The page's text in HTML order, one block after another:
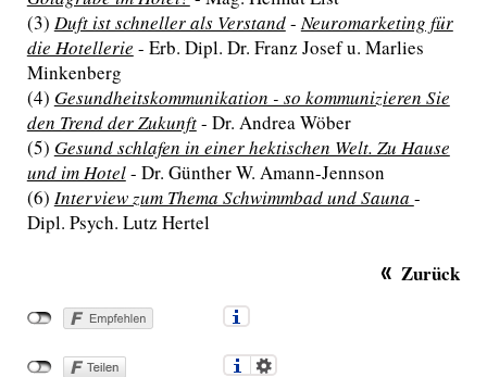
(3) Duft ist schneller als Verstand-Neuromarketing für
die Hotellerie - Erb. Dipl. Dr. Franz Josef u. Marlies
Minkenberg
(4) Gesundheitskommunikation - so kommunizieren Sie
den Trend der Zukunft- Dr. Andrea Wöber
(5) Gesund schlafen in einer hektischen Welt. Zu Hause
und im Hotel- Dr. Günther W. Amann-Jennson
(6) Interview zum Thema Schwimmbad und Sauna -
Dipl. Psych. Lutz Hertel
Zurück